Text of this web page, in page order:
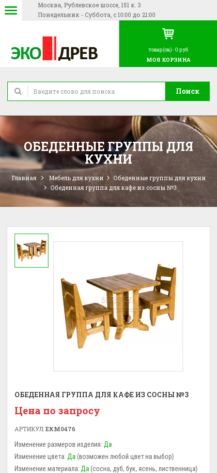
Москва, Рублевское шоссе, 151 к. 3
Понедельник - Суббота, с 10:00 до 21:00
Поиск
товар(ов)- 0 руб
МОЯ КОРЗИНА
ОБЕДЕННЫЕ ГРУППЫ ДЛЯ
КУХНИ
Главная Мебель для кухни
Обеденные группы для кухни
Обеденная группа для кафе из сосны №3
ОБЕДЕННАЯ ГРУППА ДЛЯ КАФЕ ИЗ СОСНЫ №3
Цена по запросу
АРТИКУЛ:ЕКМ0476
Изменение размеров изделия: Да
Изменение цвета: Да (возможен любой цвет на выбор)
Изменение материала: Да (сосна, дуб, бук, ясень, лиственница)